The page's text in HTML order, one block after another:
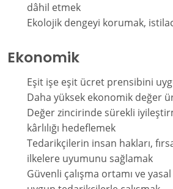
dâhil etmek
Ekolojik dengeyi korumak,
Ekonomik
Eşit işe eşit ücret prensibini
Daha yüksek ekonomik değer
Değer zincirinde sürekli
kârlılığı hedeflemek
Tedarikçilerin insan hakları,
ilkelere uyumunu sağlamak
Güvenli çalışma ortamı ve